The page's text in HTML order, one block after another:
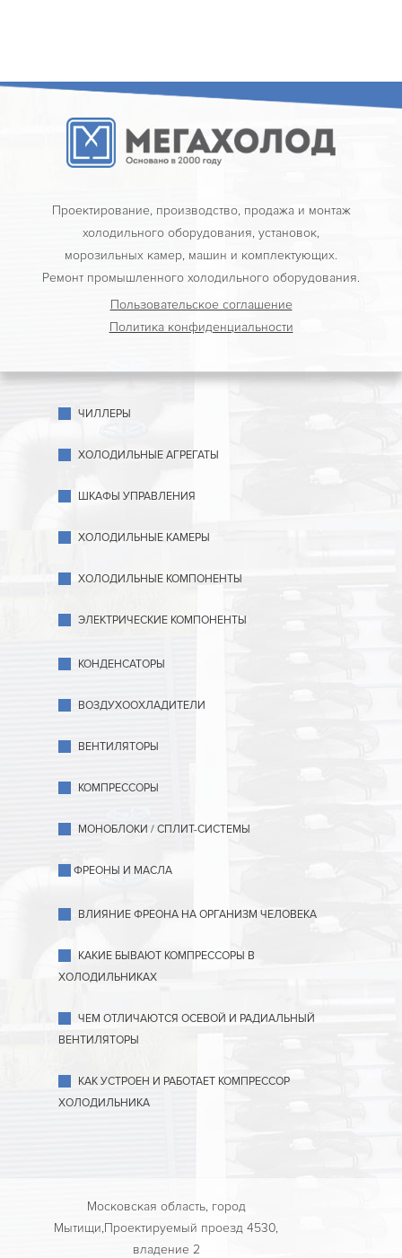
Проектирование, производство, продажа и монтаж
холодильного оборудования, установок,
морозильных камер, машин и комплектующих.
Ремонт промышленного холодильного оборудования.
Пользовательское соглашение
Политика конфиденциальности
ЧИЛЛЕРЫ
ХОЛОДИЛЬНЫЕ АГРЕГАТЫ
ШКАФЫ УПРАВЛЕНИЯ
ХОЛОДИЛЬНЫЕ КАМЕРЫ
ХОЛОДИЛЬНЫЕ КОМПОНЕНТЫ
ЭЛЕКТРИЧЕСКИЕ КОМПОНЕНТЫ
КОНДЕНСАТОРЫ
ВОЗДУХООХЛАДИТЕЛИ
ВЕНТИЛЯТОРЫ
КОМПРЕССОРЫ
МОНОБЛОКИ / СПЛИТ-СИСТЕМЫ
ФРЕОНЫ И МАСЛА
ВЛИЯНИЕ ФРЕОНА НА ОРГАНИЗМ ЧЕЛОВЕКА
КАКИЕ БЫВАЮТ КОМПРЕССОРЫ В
ХОЛОДИЛЬНИКАХ
ЧЕМ ОТЛИЧАЮТСЯ ОСЕВОЙ И РАДИАЛЬНЫЙ
ВЕНТИЛЯТОРЫ
КАК УСТРОЕН И РАБОТАЕТ КОМПРЕССОР
ХОЛОДИЛЬНИКА
Московская область, город
Мытищи,Проектируемый проезд 4530,
владение 2